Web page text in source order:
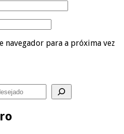
navegador para a próxima vez